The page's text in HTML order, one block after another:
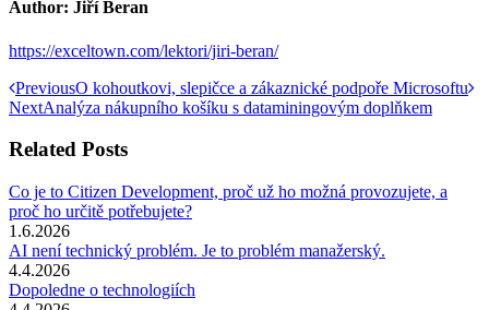
Author: Jiří Beran
https://exceltown.com/lektori/jiri-beran/
Post
navigation
PreviousPrevious
post:
O kohoutkovi, slepičce a zákaznické podpoře Microsoftu
NextNext
Analýza nákupního košíku s dataminingovým doplňkem
Related Posts
Co je to Citizen Development, proč už ho možná provozujete, a
proč ho určitě potřebujete?
1.6.2026
AI není technický problém. Je to problém manažerský.
4.4.2026
Dopoledne o technologiích